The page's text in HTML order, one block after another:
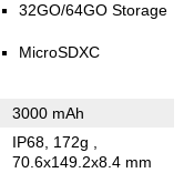
32GO/64GO Storage
MicroSDXC
3000 mAh
IP68, 172g
70.6x149.2x8.4 mm